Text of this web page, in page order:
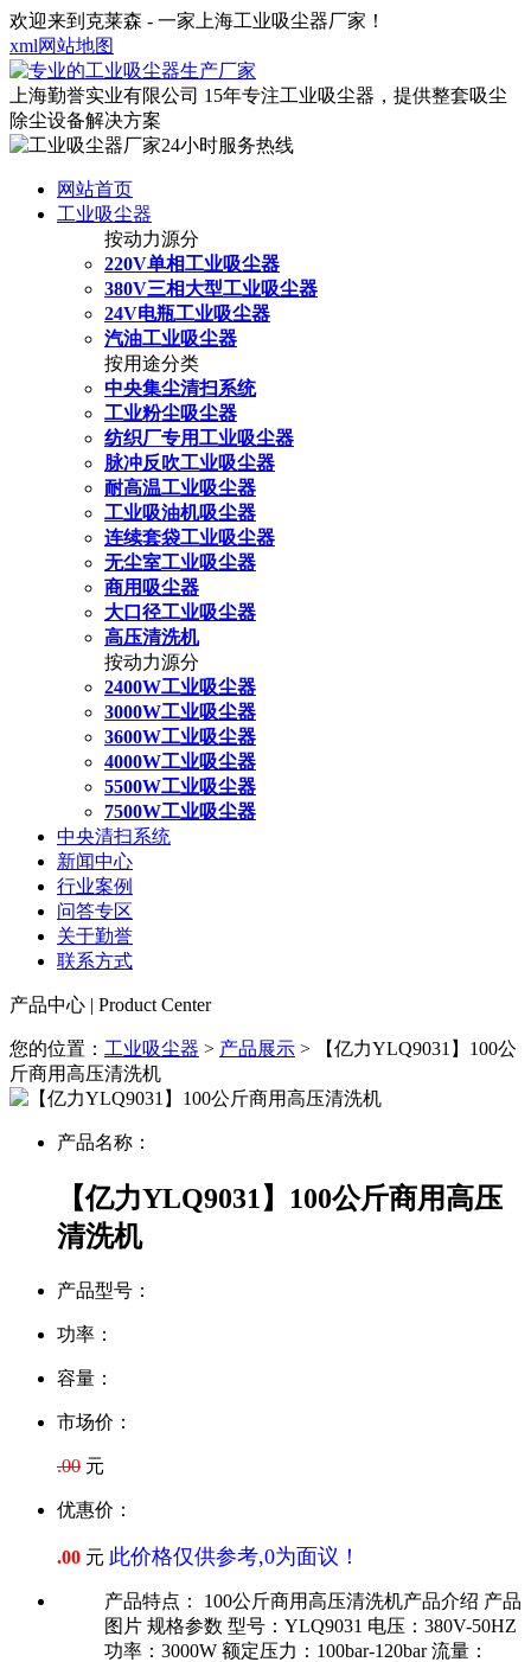
欢迎来到克莱森 - 一家上海工业吸尘器厂家！
xml网站地图
上海勤誉实业有限公司 15年专注工业吸尘器，提供整套吸尘
除尘设备解决方案
网站首页
工业吸尘器
按动力源分
220V单相工业吸尘器
380V三相大型工业吸尘器
24V电瓶工业吸尘器
汽油工业吸尘器
按用途分类
中央集尘清扫系统
工业粉尘吸尘器
纺织厂专用工业吸尘器
脉冲反吹工业吸尘器
耐高温工业吸尘器
工业吸油机吸尘器
连续套袋工业吸尘器
无尘室工业吸尘器
商用吸尘器
大口径工业吸尘器
高压清洗机
按动力源分
2400W工业吸尘器
3000W工业吸尘器
3600W工业吸尘器
4000W工业吸尘器
5500W工业吸尘器
7500W工业吸尘器
中央清扫系统
新闻中心
行业案例
问答专区
关于勤誉
联系方式
产品中心 | Product Center
您的位置： 工业吸尘器 > 产品展示 > 【亿力YLQ9031】100公
斤商用高压清洗机
产品名称：
【亿力YLQ9031】100公斤商用高压
清洗机
产品型号：
功率：
容量：
市场价：
.00 元
优惠价：
.00 元 此价格仅供参考,0为面议！
产品特点：
100公斤商用高压清洗机产品介绍 产品
图片 规格参数 型号：YLQ9031 电压：380V-50HZ
功率：3000W 额定压力：100bar-120bar 流量：